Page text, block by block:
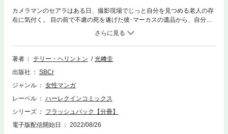
カメラマンのセアラはある日、撮影現場でじっと自分を見つめる老人の存
在に気付く。 目の前で不慮の死を遂げた彼･マーカスの遺品から、自分と
の意外な関係を知るセアラ。時空を越え、若かりし頃の彼と出会う方法を
手に入れたセアラは、一目で運命的な恋に落ちる。叶わぬ恋だと知りつつ
も、彼への思いは止められず!?
著者
テリー・ヘリントン
光﨑圭
出版社
SBCr
ジャンル
女性マンガ
レーベル
ハーレクインコミックス
シリーズ
フラッシュバック【分冊】
電子版配信開始日
2022/08/26